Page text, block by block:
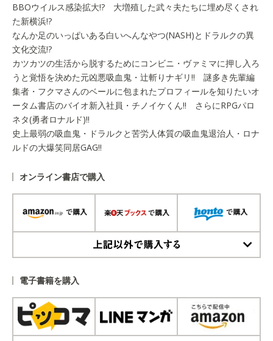
BBOウイルス感染拡大!? 大増殖した武々夫たちに埋め尽くされ
た新横浜!?
なんか足のいっぱいある白いへんなやつ(NASH)とドラルクの異
文化交流!?
カツカツの生活から脱するためにコンビニ・ヴァミマに押し入ろ
うと覚悟を決めた元凶悪吸血鬼・辻斬りナギリ!! 謎多き先輩編
集者・フクマさんのベールに包まれたプロフィールを知りたいオ
ータム書店のバイオ新入社員・チノイケくん!! さらにRPGパロ
ネタ(勇者ロナルド)!!
史上最弱の吸血鬼・ドラルクと苦労人体質の吸血鬼退治人・ロナ
ルドの大爆笑同居GAG!!
オンライン書店で購入
電子書籍を購入